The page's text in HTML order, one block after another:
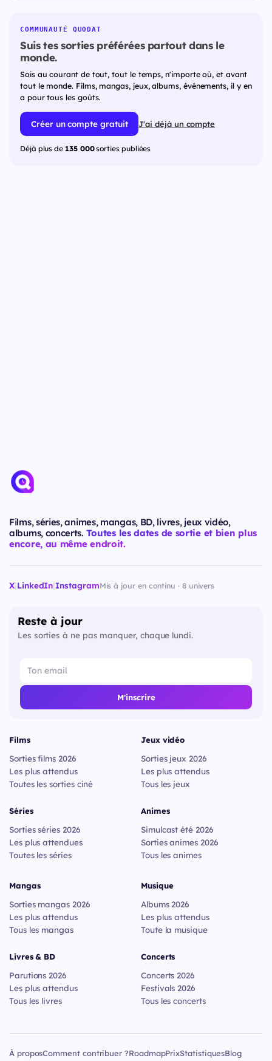
COMMUNAUTÉ QUODAT
Suis tes sorties préférées partout dans le
monde.
Sois au courant de tout, tout le temps, n'importe où, et avant
tout le monde. Films, mangas, jeux, albums, événements, il y en
a pour tous les goûts.
Créer un compte gratuit J'ai déjà un compte
Déjà plus de 135 000sorties publiées
Films, séries, animes, mangas, BD, livres, jeux vidéo,
albums, concerts. Toutes les dates de sortie et bien plus
encore, au même endroit.
X|LinkedIn|InstagramMis à jour en continu · 8 univers
Reste à jour
Les sorties à ne pas manquer, chaque lundi.
M'inscrire
Films
Sorties films 2026
Les plus attendus
Toutes les sorties ciné
Séries
Sorties séries 2026
Les plus attendues
Toutes les séries
Jeux vidéo
Sorties jeux 2026
Les plus attendus
Tous les jeux
Animes
Simulcast été 2026
Sorties animes 2026
Tous les animes
Mangas
Sorties mangas 2026
Les plus attendus
Tous les mangas
Livres & BD
Parutions 2026
Les plus attendus
Tous les livres
Musique
Albums 2026
Les plus attendus
Toute la musique
Concerts
Concerts 2026
Festivals 2026
Tous les concerts
À proposComment contribuer ?RoadmapPrixStatistiquesBlog